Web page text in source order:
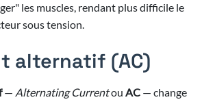
les muscles, rendant plus difficile le
sous tension.
alternatif (AC)
— Alternating Currentou AC — change